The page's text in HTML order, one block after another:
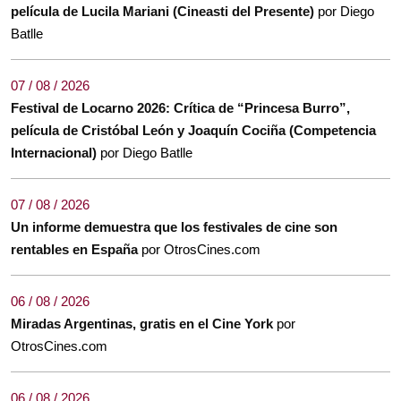
película de Lucila Mariani (Cineasti del Presente) por Diego
Batlle
07 / 08 / 2026
Festival de Locarno 2026: Crítica de “Princesa Burro”,
película de Cristóbal León y Joaquín Cociña (Competencia
Internacional) por Diego Batlle
07 / 08 / 2026
Un informe demuestra que los festivales de cine son
rentables en España por OtrosCines.com
06 / 08 / 2026
Miradas Argentinas, gratis en el Cine York por
OtrosCines.com